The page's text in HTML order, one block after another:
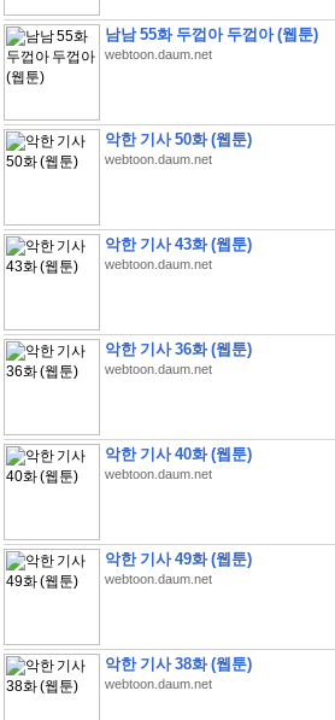
남남 55화 두껍아 두껍아 (웹툰)
webtoon.daum.net
악한 기사 50화 (웹툰)
webtoon.daum.net
악한 기사 43화 (웹툰)
webtoon.daum.net
악한 기사 36화 (웹툰)
webtoon.daum.net
악한 기사 40화 (웹툰)
webtoon.daum.net
악한 기사 49화 (웹툰)
webtoon.daum.net
악한 기사 38화 (웹툰)
webtoon.daum.net